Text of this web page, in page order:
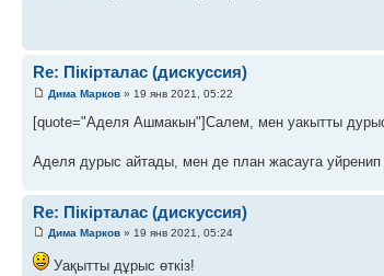
Re: Пікірталас (дискуссия)
Дима Марков » 19 янв 2021, 05:22
[quote="Аделя Ашмакын"]Салем, мен уакытты
Аделя дурыс айтады, мен де план жасауга
Re: Пікірталас (дискуссия)
Дима Марков » 19 янв 2021, 05:24
Уақытты дұрыс өткіз!